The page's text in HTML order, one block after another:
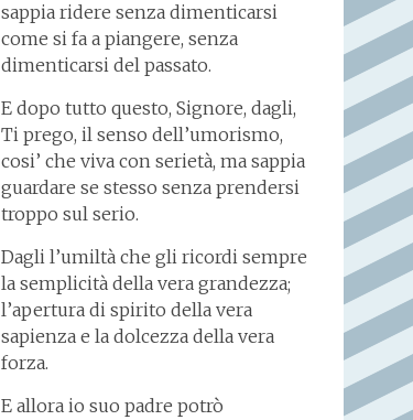
sappia ridere senza dimenticarsi
come si fa a piangere, senza
dimenticarsi del passato.
E dopo tutto questo, Signore, dagli,
Ti prego, il senso dell’umorismo,
cosi’ che viva con serietà, ma sappia
guardare se stesso senza prendersi
troppo sul serio.
Dagli l’umiltà che gli ricordi sempre
la semplicità della vera grandezza;
l’apertura di spirito della vera
sapienza e la dolcezza della vera
forza.
E allora io suo padre potrò